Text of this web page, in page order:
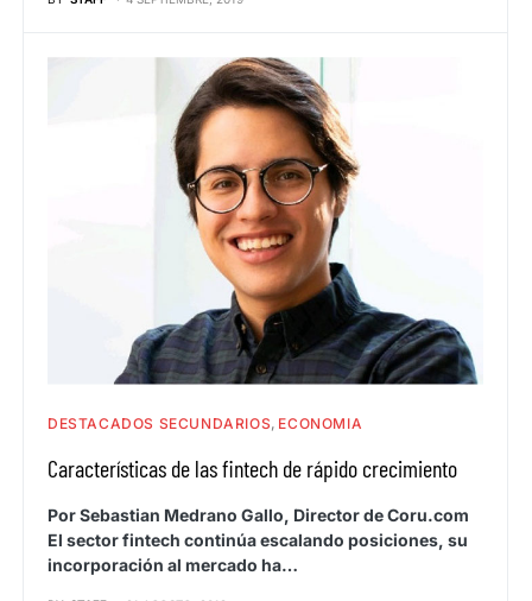
DESTACADOS SECUNDARIOS ECONOMIA
Características de las fintech de rápido crecimiento
Por Sebastian Medrano Gallo, Director de Coru.com
El sector fintech continúa escalando posiciones, su
incorporación al mercado ha…